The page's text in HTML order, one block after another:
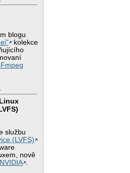
blogu
kolekce
službu
(LVFS)
nově